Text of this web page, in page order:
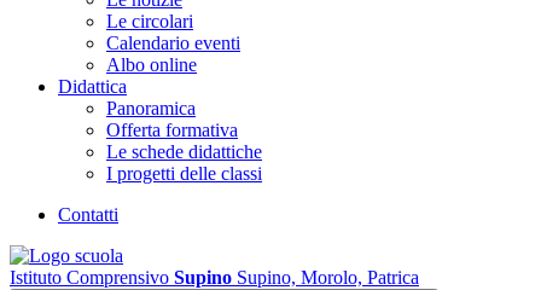
Le circolari
Calendario eventi
Albo online
Didattica
Panoramica
Offerta formativa
Le schede didattiche
I progetti delle classi
Contatti
Istituto Comprensivo Supino Supino, Morolo, Patrica